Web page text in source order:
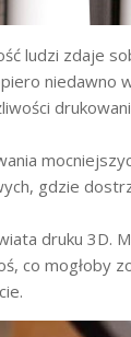
ludzi zdaje
niedawno
gdzie
druku 3D.
co mogłoby